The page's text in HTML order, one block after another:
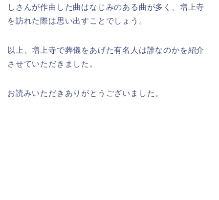
しさんが作曲した曲はなじみのある曲が多く、増上寺
を訪れた際は思い出すことでしょう。
以上、増上寺で葬儀をあげた有名人は誰なのかを紹介
させていただきました。
お読みいただきありがとうございました。